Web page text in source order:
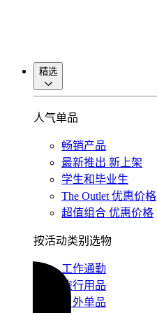
精选
人气单品
畅销产品
最新推出 新上架
学生和毕业生
The Outlet 优惠价格
超值组合 优惠价格
按活动类别选物
工作通勤
旅行用品
户外单品